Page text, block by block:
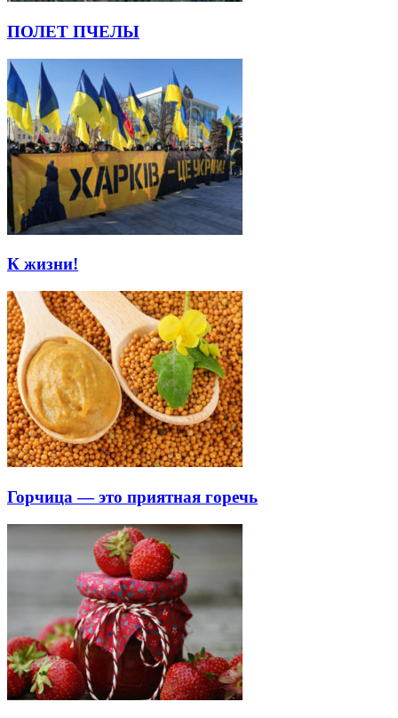
ПОЛЕТ ПЧЕЛЫ
К жизни!
Горчица — это приятная горечь